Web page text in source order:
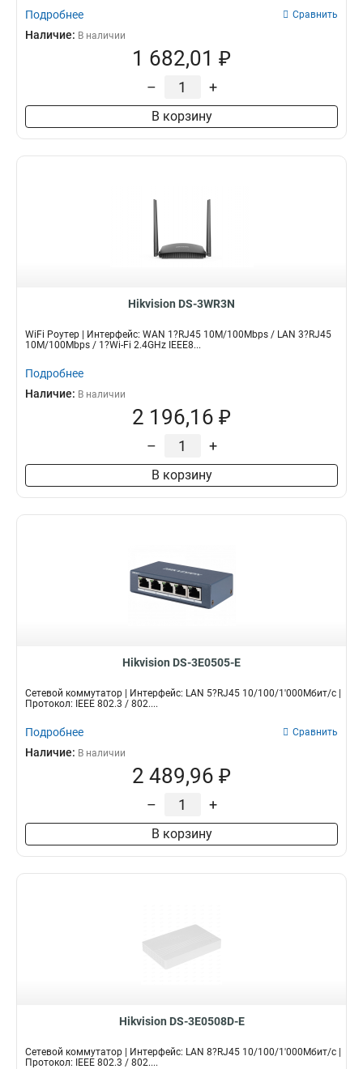
Подробнее Сравнить
Наличие: В наличии
1 682,01 ₽
– +
В корзину
Hikvision DS-3WR3N
WiFi Роутер | Интерфейс: WAN 1?RJ45 10M/100Mbps / LAN 3?RJ45
10M/100Mbps / 1?Wi-Fi 2.4GHz IEEE8...
Подробнее
Наличие: В наличии
2 196,16 ₽
– +
В корзину
Hikvision DS-3E0505-E
Сетевой коммутатор | Интерфейс: LAN 5?RJ45 10/100/1'000Мбит/с |
Протокол: IEEE 802.3 / 802....
Подробнее Сравнить
Наличие: В наличии
2 489,96 ₽
– +
В корзину
Hikvision DS-3E0508D-E
Сетевой коммутатор | Интерфейс: LAN 8?RJ45 10/100/1'000Мбит/с |
Протокол: IEEE 802.3 / 802....